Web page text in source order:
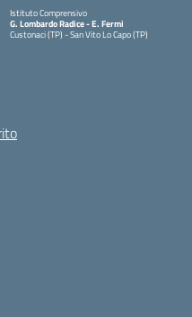
Istituto Comprensivo
G. Lombardo Radice - E. Fermi
Custonaci (TP) - San Vito Lo Capo (TP)
— Visita la pagina iniziale della scuola